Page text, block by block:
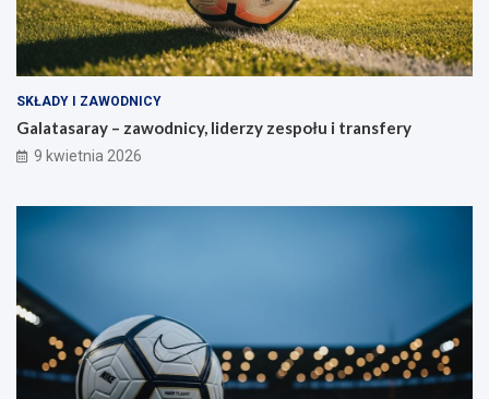
SKŁADY I ZAWODNICY
Galatasaray – zawodnicy, liderzy zespołu i transfery
9 kwietnia 2026